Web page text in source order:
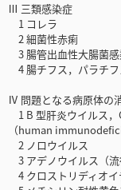
Ⅲ 三類感染症
1 コレラ
2 細菌性赤痢
3 腸管出血性大腸菌
4 腸チフス，パラチフ
Ⅳ 問題となる病原体の
1 B 型肝炎ウイルス
（human
2 ノロウイルス
3 アデノウイルス（流
4 クロストリディオ